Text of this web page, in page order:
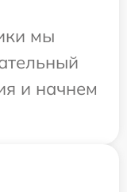
мы
и начнем